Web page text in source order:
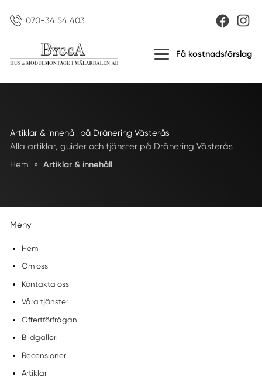
070-34 54 403
Få kostnadsförslag
Artiklar & innehåll på Dränering Västerås
Alla artiklar, guider och tjänster på Dränering Västerås
Hem
» Artiklar & innehåll
Meny
Hem
Om oss
Kontakta oss
Våra tjänster
Offertförfrågan
Bildgalleri
Recensioner
Artiklar